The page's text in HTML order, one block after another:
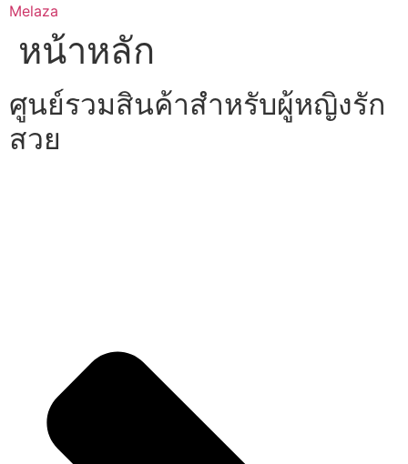
Skip
content
Melaza
หน้าหลัก
ศูนย์รวมสินค้าสำหรับผู้หญิงรัก
สวย